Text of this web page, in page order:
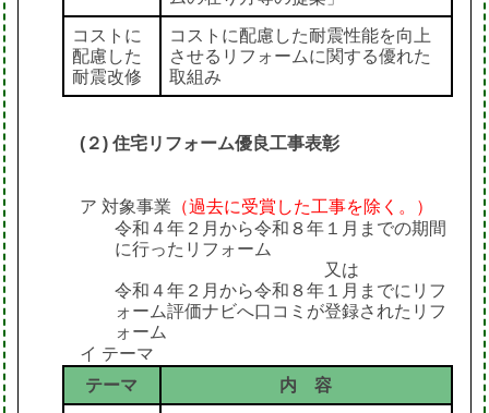
コストに
配慮した
耐震改修
コストに配慮した耐震性能を向上
させるリフォームに関する優れた
取組み
(２) 住宅リフォーム優良工事表彰
ア 対象事業 （過去に受賞した工事を除く。）
令和４年２月から令和８年１月までの期間
に行ったリフォーム
又は
令和４年２月から令和８年１月までにリフ
ォーム評価ナビへ口コミが登録されたリフ
ォーム
イ テーマ
テーマ
内 容